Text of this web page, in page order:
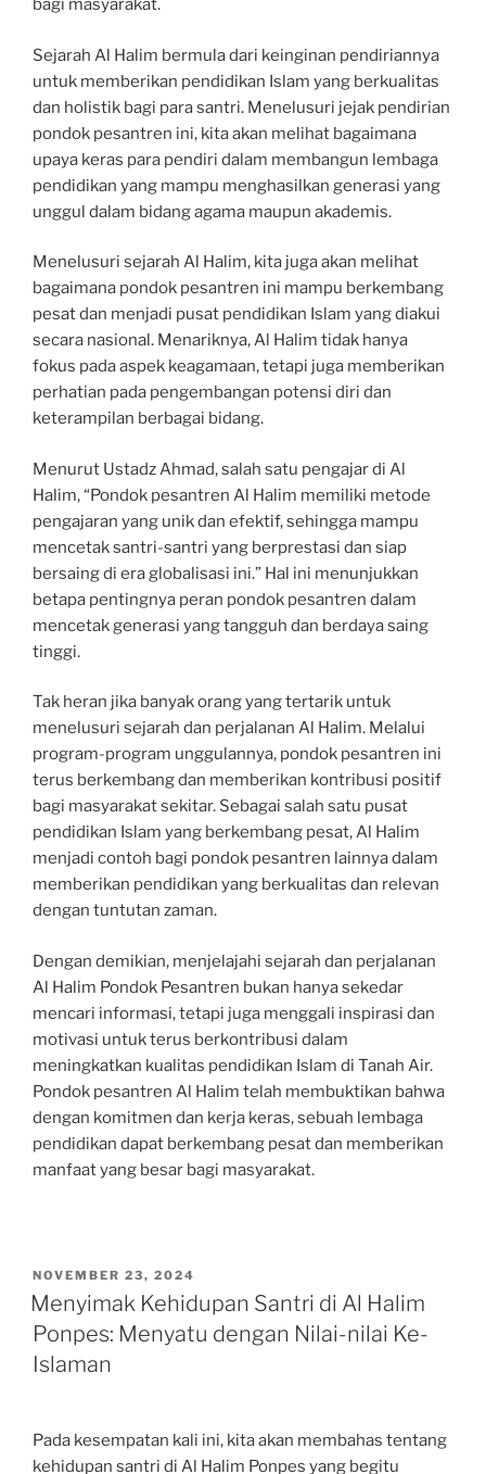
bagi masyarakat.
Sejarah Al Halim bermula dari keinginan pendiriannya
untuk memberikan pendidikan Islam yang berkualitas
dan holistik bagi para santri. Menelusuri jejak pendirian
pondok pesantren ini, kita akan melihat bagaimana
upaya keras para pendiri dalam membangun lembaga
pendidikan yang mampu menghasilkan generasi yang
unggul dalam bidang agama maupun akademis.
Menelusuri sejarah Al Halim, kita juga akan melihat
bagaimana pondok pesantren ini mampu berkembang
pesat dan menjadi pusat pendidikan Islam yang diakui
secara nasional. Menariknya, Al Halim tidak hanya
fokus pada aspek keagamaan, tetapi juga memberikan
perhatian pada pengembangan potensi diri dan
keterampilan berbagai bidang.
Menurut Ustadz Ahmad, salah satu pengajar di Al
Halim, “Pondok pesantren Al Halim memiliki metode
pengajaran yang unik dan efektif, sehingga mampu
mencetak santri-santri yang berprestasi dan siap
bersaing di era globalisasi ini.” Hal ini menunjukkan
betapa pentingnya peran pondok pesantren dalam
mencetak generasi yang tangguh dan berdaya saing
tinggi.
Tak heran jika banyak orang yang tertarik untuk
menelusuri sejarah dan perjalanan Al Halim. Melalui
program-program unggulannya, pondok pesantren ini
terus berkembang dan memberikan kontribusi positif
bagi masyarakat sekitar. Sebagai salah satu pusat
pendidikan Islam yang berkembang pesat, Al Halim
menjadi contoh bagi pondok pesantren lainnya dalam
memberikan pendidikan yang berkualitas dan relevan
dengan tuntutan zaman.
Dengan demikian, menjelajahi sejarah dan perjalanan
Al Halim Pondok Pesantren bukan hanya sekedar
mencari informasi, tetapi juga menggali inspirasi dan
motivasi untuk terus berkontribusi dalam
meningkatkan kualitas pendidikan Islam di Tanah Air.
Pondok pesantren Al Halim telah membuktikan bahwa
dengan komitmen dan kerja keras, sebuah lembaga
pendidikan dapat berkembang pesat dan memberikan
manfaat yang besar bagi masyarakat.
POSTED
ON
NOVEMBER 23, 2024
Menyimak Kehidupan Santri di Al Halim
Ponpes: Menyatu dengan Nilai-nilai Ke-
Islaman
Pada kesempatan kali ini, kita akan membahas tentang
kehidupan santri di Al Halim Ponpes yang begitu